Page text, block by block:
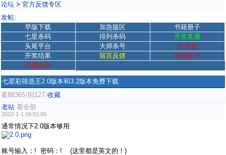
论坛 > 官方反馈专区
发帖
早版下载 加急版区
书籍册子
七星杀码
排列杀码
开奖直播
头尾平台
大师杀号
大世界
开奖结果
留言反馈
登录账户
注册会员
七星彩筛选王2.0版本和3.2版本免费下载
看88365 回127 收藏
老站 看全部
2022-1-1 09:51:00
通常情况下2.0版本够用
账号输入：! 密码：! (这里都是英文的！)